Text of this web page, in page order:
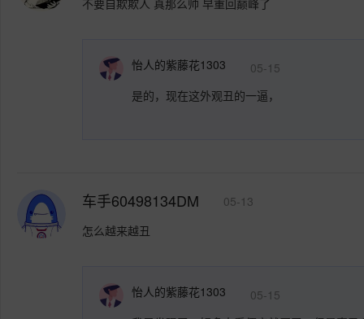
怡人的紫藤花1303
05-15
是的，现在这外观丑的一逼，
车手60498134DM
05-13
怎么越来越丑
怡人的紫藤花1303
05-15